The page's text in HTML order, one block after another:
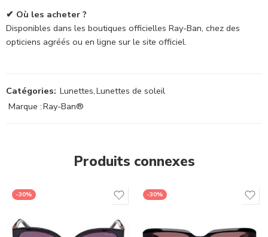
✔ Où les acheter ?
Disponibles dans les boutiques officielles Ray-Ban, chez des
opticiens agréés ou en ligne sur le site officiel.
Catégories: Lunettes,Lunettes de soleil
Marque :Ray-Ban®
Produits connexes
-30% -30%